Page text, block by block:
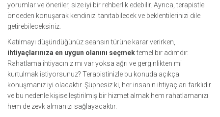
yorumlar ve öneriler, size iyi bir rehberlik edebilir. Ayrıca, terapistle
önceden konuşarak kendinizi tanıtabilecek ve beklentilerinizi dile
getirebileceksiniz.
Katılmayı düşündüğünüz seansın türüne karar verirken,
ihtiyaçlarınıza en uygun olanını seçmektemel bir adımdır.
Rahatlama ihtiyacınız mı var yoksa ağrı ve gerginlikten mi
kurtulmak istiyorsunuz? Terapistinizle bu konuda açıkça
konuşmanız iyi olacaktır. Şüphesiz ki, her insanın ihtiyaçları farklıdır
ve bu nedenle kişiselleştirilmiş bir hizmet almak hem rahatlamanızı
hem de zevk almanızı sağlayacaktır.